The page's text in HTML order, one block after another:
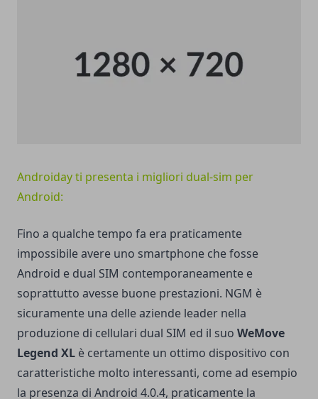
Androiday ti presenta i migliori dual-sim per
Android:
Fino a qualche tempo fa era praticamente
impossibile avere uno smartphone che fosse
Android e dual SIM contemporaneamente e
soprattutto avesse buone prestazioni. NGM è
sicuramente una delle aziende leader nella
produzione di cellulari dual SIM ed il suo WeMove
Legend XL è certamente un ottimo dispositivo con
caratteristiche molto interessanti, come ad esempio
la presenza di Android 4.0.4, praticamente la